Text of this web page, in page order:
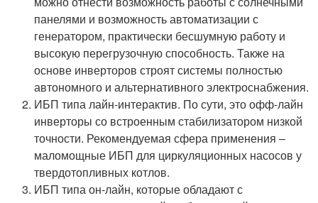
панелями и возможность автоматизации с
генератором, практически бесшумную работу и
высокую перегрузочную способность. Также на
основе инверторов строят системы полностью
автономного и альтернативного электроснабжения.
ИБП типа лайн-интерактив. По сути, это офф-лайн
инверторы со встроенным стабилизатором низкой
точности. Рекомендуемая сфера применения –
маломощные ИБП для циркуляционных насосов у
твердотопливных котлов.
ИБП типа он-лайн, которые обладают с